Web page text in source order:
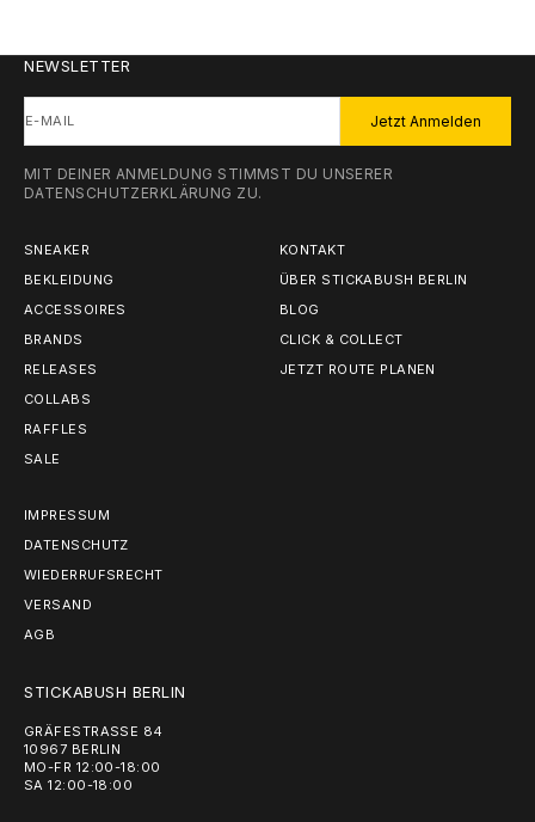
NEWSLETTER
E-MAIL Jetzt Anmelden
MIT DEINER ANMELDUNG STIMMST DU UNSERER
DATENSCHUTZERKLÄRUNG ZU.
SNEAKER
BEKLEIDUNG
ACCESSOIRES
BRANDS
RELEASES
COLLABS
RAFFLES
SALE
KONTAKT
ÜBER STICKABUSH BERLIN
BLOG
CLICK & COLLECT
JETZT ROUTE PLANEN
IMPRESSUM
DATENSCHUTZ
WIEDERRUFSRECHT
VERSAND
AGB
STICKABUSH BERLIN
GRÄFESTRASSE 84
10967 BERLIN
MO-FR 12:00-18:00
SA 12:00-18:00